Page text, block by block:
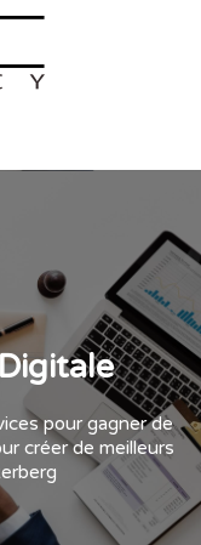
pour gagner de
créer de meilleurs